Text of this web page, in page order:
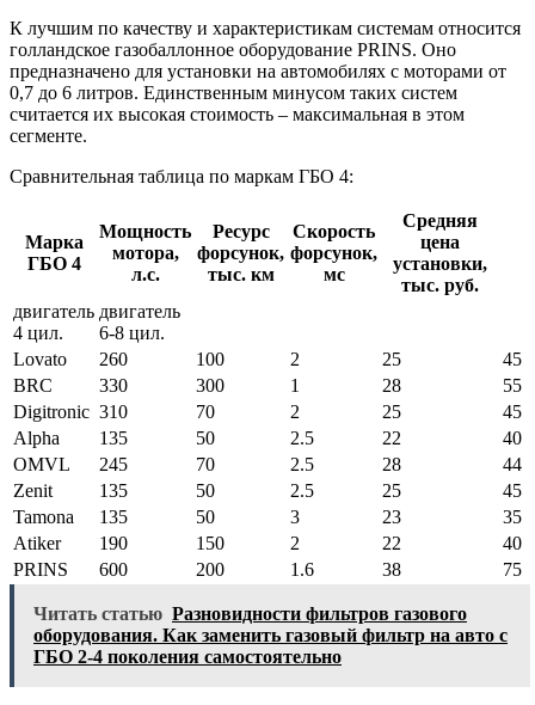
К лучшим по качеству и характеристикам системам относится
голландское газобаллонное оборудование PRINS. Оно
предназначено для установки на автомобилях с моторами от
0,7 до 6 литров. Единственным минусом таких систем
считается их высокая стоимость – максимальная в этом
сегменте.
Сравнительная таблица по маркам ГБО 4:
Марка
ГБО 4
Мощность
мотора,
л.с.
Ресурс
форсунок,
тыс. км
Скорость
форсунок,
мс
Средняя
цена
установки,
тыс. руб.
двигатель
4 цил.
двигатель
6-8 цил.
Lovato
260 100 2 25
45
BRC
330 300 1 28
55
Digitronic 310 70 2 25
45
Alpha
135 50 2.5 22
40
OMVL
245 70 2.5 28
44
Zenit
135 50 2.5 25
45
Tamona
135 50 3 23
35
Atiker
190 150 2 22
40
PRINS
600 200 1.6 38 75
Читать статью Разновидности фильтров газового
оборудования. Как заменить газовый фильтр на авто с
ГБО 2-4 поколения самостоятельно